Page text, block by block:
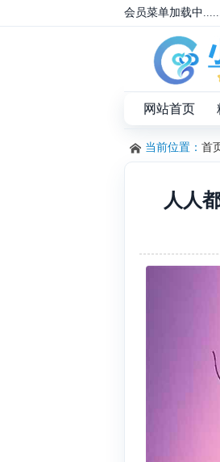
会员菜单加载中
网站首页
当前位置： 首
人人